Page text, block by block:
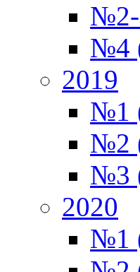
№2-
№4
2019
№1
№2
№3
2020
№1